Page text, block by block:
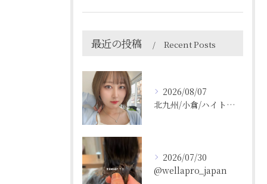
最近の投稿 Recent Posts
2026/08/07
北九州/小倉/ハイトーン/ケアブリーチ/ブリーチカラー
2026/07/30
@wellapro_japan